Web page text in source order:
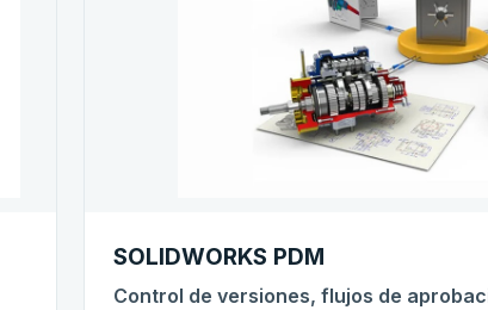
SOLIDWORKS PDM
Control de versiones, flujos de